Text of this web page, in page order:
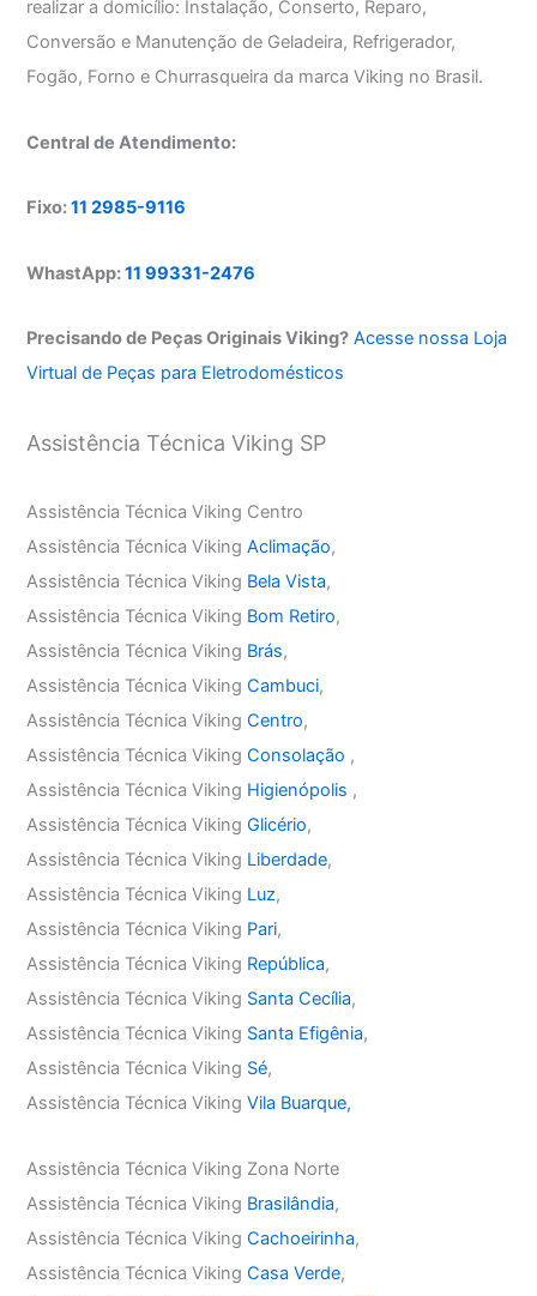
realizar a domicílio: Instalação, Conserto, Reparo,
Conversão e Manutenção de Geladeira, Refrigerador,
Fogão, Forno e Churrasqueira da marca Viking no Brasil.
Central de Atendimento:
Fixo:11 2985-9116
WhastApp:11 99331-2476
Precisando de Peças Originais Viking? Acesse nossa Loja
Virtual de Peças para Eletrodomésticos
Assistência Técnica Viking SP
Assistência Técnica Viking Centro
Assistência Técnica VikingAclimação,
Assistência Técnica Viking Bela Vista,
Assistência Técnica Viking Bom Retiro,
Assistência Técnica Viking Brás,
Assistência Técnica VikingCambuci,
Assistência Técnica VikingCentro,
Assistência Técnica VikingConsolação ,
Assistência Técnica Viking Higienópolis ,
Assistência Técnica VikingGlicério,
Assistência Técnica Viking Liberdade,
Assistência Técnica Viking Luz,
Assistência Técnica Viking Pari,
Assistência Técnica Viking República,
Assistência Técnica Viking Santa Cecília,
Assistência Técnica Viking Santa Efigênia,
Assistência Técnica Viking Sé,
Assistência Técnica VikingVila Buarque,
Assistência Técnica Viking Zona Norte
Assistência Técnica Viking Brasilândia,
Assistência Técnica VikingCachoeirinha,
Assistência Técnica VikingCasa Verde,